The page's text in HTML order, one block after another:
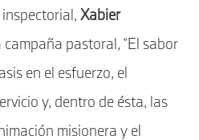
inspectorial,Xabier
campaña pastoral, “El sabor
en el esfuerzo, el
y, dentro de ésta, las
misionera y el